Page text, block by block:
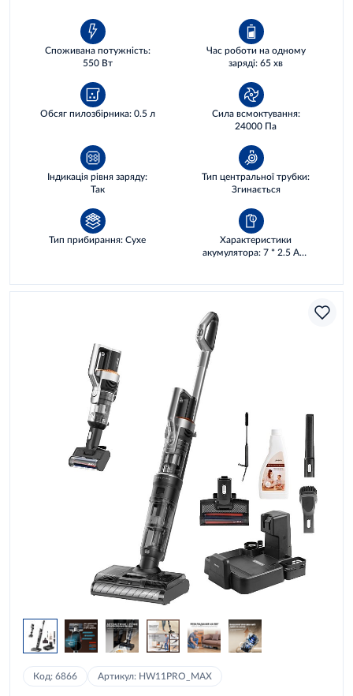
Споживана потужність:
550 Вт
Час роботи на одному
заряді: 65 хв
Обсяг пилозбірника: 0.5 л
Сила всмоктування:
24000 Па
Індикація рівня заряду:
Так
Тип центральної трубки:
Згинається
Тип прибирання: Сухе
Характеристики
акумулятора: 7 * 2.5 AH,
Код: 6866 Артикул: HW11PRO_MAX